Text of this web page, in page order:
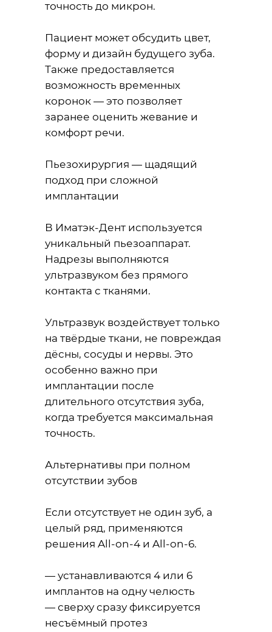
точность до микрон.
Пациент может обсудить цвет,
форму и дизайн будущего зуба.
Также предоставляется
возможность временных
коронок — это позволяет
заранее оценить жевание и
комфорт речи.
Пьезохирургия — щадящий
подход при сложной
имплантации
В Иматэк-Дент используется
уникальный пьезоаппарат.
Надрезы выполняются
ультразвуком без прямого
контакта с тканями.
Ультразвук воздействует только
на твёрдые ткани, не повреждая
дёсны, сосуды и нервы. Это
особенно важно при
имплантации после
длительного отсутствия зуба,
когда требуется максимальная
точность.
Альтернативы при полном
отсутствии зубов
Если отсутствует не один зуб, а
целый ряд, применяются
решения All-on-4 и All-on-6.
— устанавливаются 4 или 6
имплантов на одну челюсть
— сверху сразу фиксируется
несъёмный протез